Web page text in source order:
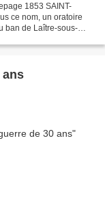
1853 SAINT-
ce nom, un oratoire
ban de Laître-sous-
ans